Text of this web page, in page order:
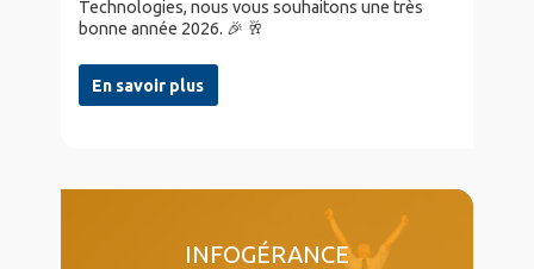
Technologies, nous vous souhaitons une très
bonne année 2026. 🎉 🥂
En savoir plus
INFOGÉRANCE